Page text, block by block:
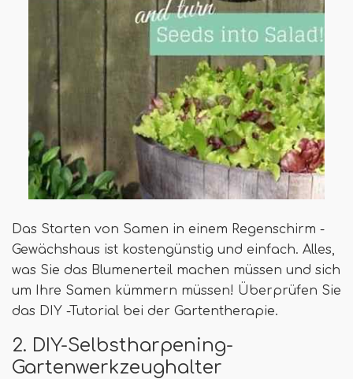
Das Starten von Samen in einem Regenschirm -
Gewächshaus ist kostengünstig und einfach. Alles,
was Sie das Blumenerteil machen müssen und sich
um Ihre Samen kümmern müssen! Überprüfen Sie
das DIY -Tutorial bei der Gartentherapie.
2. DIY-Selbstharpening-
Gartenwerkzeughalter